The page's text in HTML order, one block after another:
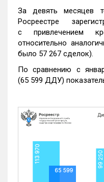
За девять месяцев
Росреестре
с привлечением
относительно
было 57 267 сделок).
По сравнению с
(65 599 ДДУ)